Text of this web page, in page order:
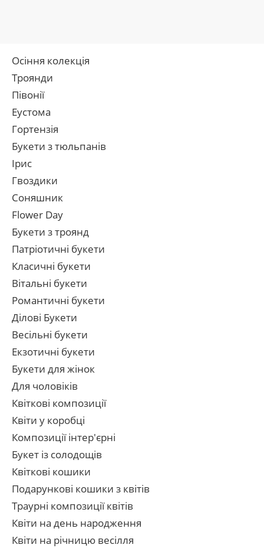
Осіння колекція
Троянди
Півонії
Еустома
Гортензія
Букети з тюльпанів
Ірис
Гвоздики
Соняшник
Flower Day
Букети з троянд
Патріотичні букети
Класичні букети
Вітальні букети
Романтичні букети
Ділові Букети
Весільні букети
Екзотичні букети
Букети для жінок
Для чоловіків
Квіткові композиції
Квіти у коробці
Композиції інтер'єрні
Букет із солодощів
Квіткові кошики
Подарункові кошики з квітів
Траурні композиції квітів
Квіти на день народження
Квіти на річницю весілля